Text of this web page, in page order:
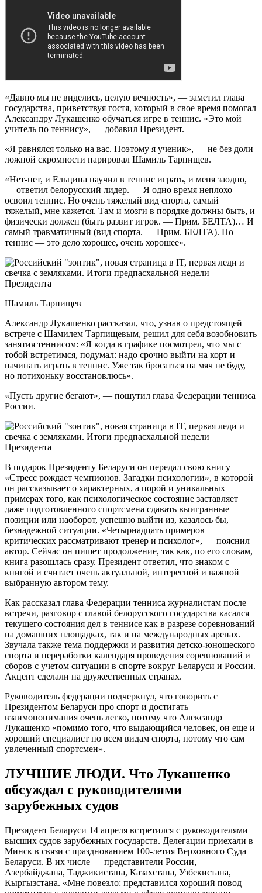
«Давно мы не виделись, целую вечность», — заметил глава
государства, приветствуя гостя, который в свое время помогал
Александру Лукашенко обучаться игре в теннис. «Это мой
учитель по теннису», — добавил Президент.
«Я равнялся только на вас. Поэтому я ученик», — не без доли
ложной скромности парировал Шамиль Тарпищев.
«Нет-нет, и Ельцина научил в теннис играть, и меня заодно,
— ответил белорусский лидер. — Я одно время неплохо
освоил теннис. Но очень тяжелый вид спорта, самый
тяжелый, мне кажется. Там и мозги в порядке должны быть, и
физически должен (быть развит игрок. — Прим. БЕЛТА)… И
самый травматичный (вид спорта. — Прим. БЕЛТА). Но
теннис — это дело хорошее, очень хорошее».
Шамиль Тарпищев
Александр Лукашенко рассказал, что, узнав о предстоящей
встрече с Шамилем Тарпищевым, решил для себя возобновить
занятия теннисом: «Я когда в графике посмотрел, что мы с
тобой встретимся, подумал: надо срочно выйти на корт и
начинать играть в теннис. Уже так бросаться на мяч не буду,
но потихоньку восстановлюсь».
«Пусть другие бегают», — пошутил глава Федерации тенниса
России.
В подарок Президенту Беларуси он передал свою книгу
«Стресс рождает чемпионов. Загадки психологии», в которой
он рассказывает о характерных, а порой и уникальных
примерах того, как психологическое состояние заставляет
даже подготовленного спортсмена сдавать выигранные
позиции или наоборот, успешно выйти из, казалось бы,
безнадежной ситуации. «Четырнадцать примеров
критических рассматривают тренер и психолог», — пояснил
автор. Сейчас он пишет продолжение, так как, по его словам,
книга разошлась сразу. Президент ответил, что знаком с
книгой и считает очень актуальной, интересной и важной
выбранную автором тему.
Как рассказал глава Федерации тенниса журналистам после
встречи, разговор с главой белорусского государства касался
текущего состояния дел в теннисе как в разрезе соревнований
на домашних площадках, так и на международных аренах.
Звучала также тема поддержки и развития детско-юношеского
спорта и переработки календаря проведения соревнований и
сборов с учетом ситуации в спорте вокруг Беларуси и России.
Акцент сделали на дружественных странах.
Руководитель федерации подчеркнул, что говорить с
Президентом Беларуси про спорт и достигать
взаимопонимания очень легко, потому что Александр
Лукашенко «помимо того, что выдающийся человек, он еще и
хороший специалист по всем видам спорта, потому что сам
увлеченный спортсмен».
ЛУЧШИЕ ЛЮДИ. Что Лукашенко
обсуждал с руководителями
зарубежных судов
Президент Беларуси 14 апреля встретился с руководителями
высших судов зарубежных государств. Делегации приехали в
Минск в связи с празднованием 100-летия Верховного Суда
Беларуси. В их числе — представители России,
Азербайджана, Таджикистана, Казахстана, Узбекистана,
Кыргызстана. «Мне повезло: представился хороший повод